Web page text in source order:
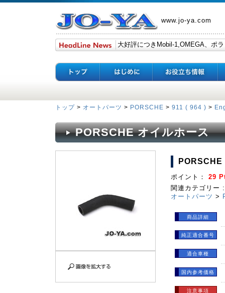
www.jo-ya.com
トップ > オートパーツ > PORSCHE > 911 ( 964 ) >
PORSCHE オイルホース
PORSCHE
ポイント： 29
関連カテゴリー :
オートパーツ >
商品詳細
純正適合番号
適合車種
国内参考価格
注意事項